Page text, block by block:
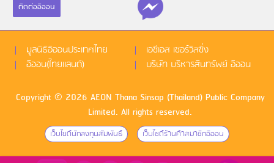
ติดต่ออิออน
มูลนิธิอิออนประเทศไทย
เอซีเอส เซอร์วิสซิ่ง
อิออน(ไทยแลนด์)
บริษัท บริหารสินทรัพย์ อิออน
Copyright © 2026 AEON Thana Sinsap (Thailand) Public Company
Limited. All rights reserved.
เว็บไซด์นักลงทุนสัมพันธ์ เว็บไซด์ร้านค้าสมาชิกอิออน